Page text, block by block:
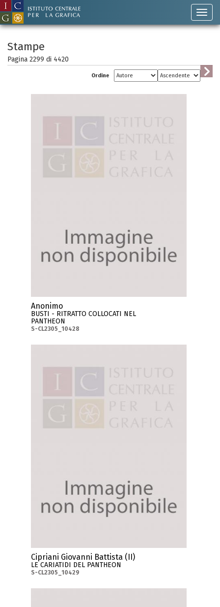
Stampe
Pagina 2299 di 4420
Ordine
Anonimo
BUSTI - RITRATTO COLLOCATI NEL
PANTHEON
S-CL2305_10428
Cipriani Giovanni Battista (II)
LE CARIATIDI DEL PANTHEON
S-CL2305_10429